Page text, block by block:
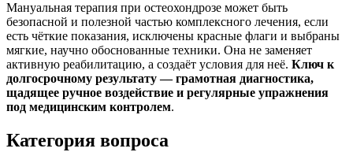
Мануальная терапия при остеохондрозе может быть
безопасной и полезной частью комплексного лечения, если
есть чёткие показания, исключены красные флаги и выбраны
мягкие, научно обоснованные техники. Она не заменяет
активную реабилитацию, а создаёт условия для неё. Ключ к
долгосрочному результату — грамотная диагностика,
щадящее ручное воздействие и регулярные упражнения
под медицинским контролем.
Категория вопроса